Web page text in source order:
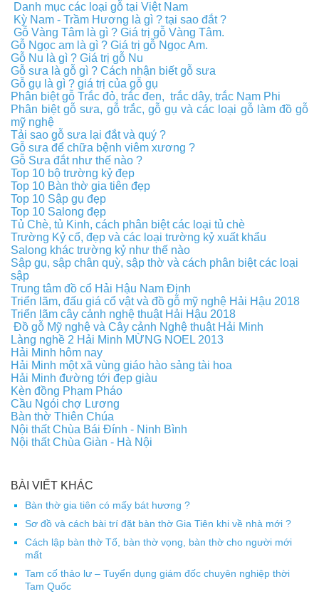
Danh mục các loại gỗ tại Việt Nam
Kỳ Nam - Trầm Hương là gì ? tại sao đắt ?
Gỗ Vàng Tâm là gì ? Giá trị gỗ Vàng Tâm.
Gỗ Ngọc am là gì ? Giá trị gỗ Ngọc Am.
Gỗ Nu là gì ? Giá trị gỗ Nu
Gỗ sưa là gỗ gì ? Cách nhận biết gỗ sưa
Gỗ gụ là gì ? giá trị của gỗ gụ
Phân biệt gỗ Trắc đỏ, trắc đen, trắc dây, trắc Nam Phi
Phân biệt gỗ sưa, gỗ trắc, gỗ gụ và các loại gỗ làm đồ gỗ
mỹ nghệ
Tải sao gỗ sưa lại đắt và quý ?
Gỗ sưa để chữa bệnh viêm xương ?
Gỗ Sưa đắt như thế nào ?
Top 10 bộ trường kỷ đẹp
Top 10 Bàn thờ gia tiên đẹp
Top 10 Sập gụ đẹp
Top 10 Salong đẹp
Tủ Chè, tủ Kinh, cách phân biệt các loại tủ chè
Trường Kỷ cổ, đẹp và các loại trường kỷ xuất khẩu
Salong khác trường kỷ như thế nào
Sập gụ, sập chân quỳ, sập thờ và cách phân biệt các loại
sập
Trung tâm đồ cổ Hải Hậu Nam Định
Triển lãm, đấu giá cổ vật và đồ gỗ mỹ nghệ Hải Hậu 2018
Triển lãm cây cảnh nghệ thuật Hải Hậu 2018
Đồ gỗ Mỹ nghệ và Cây cảnh Nghệ thuật Hải Minh
Làng nghề 2 Hải Minh MỪNG NOEL 2013
Hải Minh hôm nay
Hải Minh một xã vùng giáo hào sảng tài hoa
Hải Minh đường tới đẹp giàu
Kèn đồng Phạm Pháo
Cầu Ngói chợ Lương
Bàn thờ Thiên Chúa
Nội thất Chùa Bái Đính - Ninh Bình
Nội thất Chùa Giàn - Hà Nội
BÀI VIẾT KHÁC
Bàn thờ gia tiên có mấy bát hương ?
Sơ đồ và cách bài trí đặt bàn thờ Gia Tiên khi về nhà mới ?
Cách lập bàn thờ Tổ, bàn thờ vọng, bàn thờ cho người mới
mất
Tam cố thảo lư – Tuyển dụng giám đốc chuyên nghiệp thời
Tam Quốc